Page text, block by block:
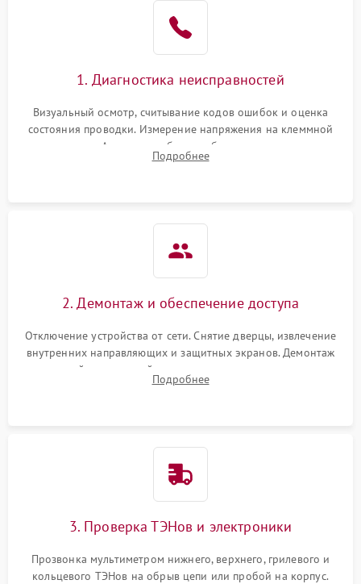
1. Диагностика неисправностей
Визуальный осмотр, считывание кодов ошибок и оценка
состояния проводки. Измерение напряжения на клеммной
колодке. Анализ жалоб на проблемы с нагревом,
конвекцией, панелью управления или блокировкой дверцы.
Подробнее
2. Демонтаж и обеспечение доступа
Отключение устройства от сети. Снятие дверцы, извлечение
внутренних направляющих и защитных экранов. Демонтаж
задней или верхней панели для прямого доступа к
нагревательным элементам, плате и вентиляторам.
Подробнее
3. Проверка ТЭНов и электроники
Прозвонка мультиметром нижнего, верхнего, грилевого и
кольцевого ТЭНов на обрыв цепи или пробой на корпус.